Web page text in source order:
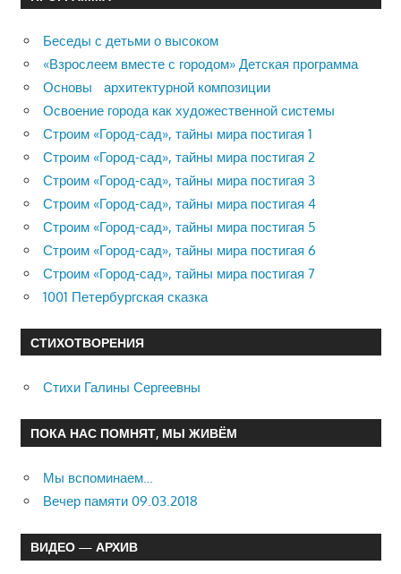
Беседы с детьми о высоком
«Взрослеем вместе с городом» Детская программа
Основы архитектурной композиции
Освоение города как художественной системы
Строим «Город-сад», тайны мира постигая 1
Строим «Город-сад», тайны мира постигая 2
Строим «Город-сад», тайны мира постигая 3
Строим «Город-сад», тайны мира постигая 4
Строим «Город-сад», тайны мира постигая 5
Строим «Город-сад», тайны мира постигая 6
Строим «Город-сад», тайны мира постигая 7
1001 Петербургская сказка
СТИХОТВОРЕНИЯ
Стихи Галины Сергеевны
ПОКА НАС ПОМНЯТ, МЫ ЖИВЁМ
Мы вспоминаем…
Вечер памяти 09.03.2018
ВИДЕО — АРХИВ